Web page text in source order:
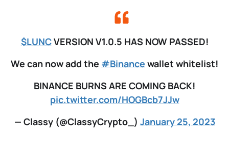
$LUNCVERSION V1.0.5 HAS NOW PASSED!
We can now add the #Binance wallet whitelist!
BINANCE BURNS ARE COMING BACK!
pic.twitter.com/HOGBcb7JJw
— Classy (@ClassyCrypto_) January 25, 2023